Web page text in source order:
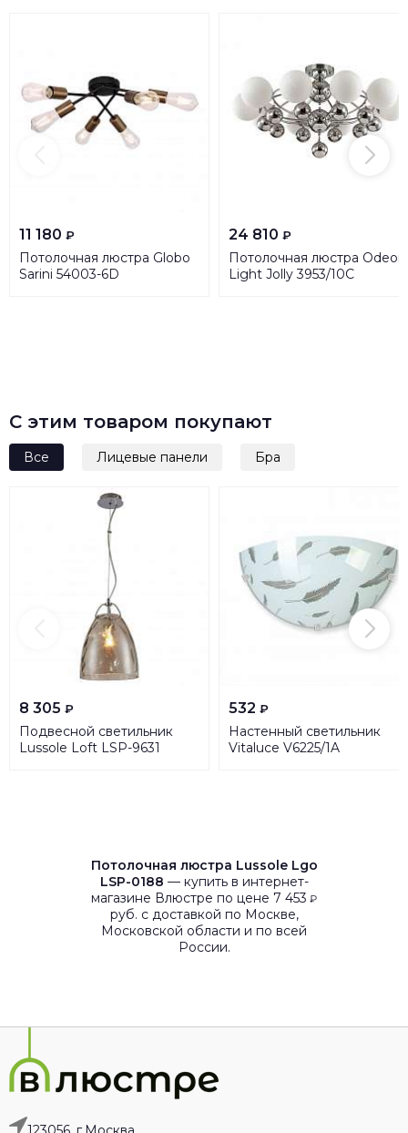
11 180 ₽
Потолочная люстра Globo
Sarini 54003-6D
24 810 ₽
Потолочная люстра Odeon
Light Jolly 3953/10C
С этим товаром покупают
Все Лицевые панели Бра
8 305 ₽
Подвесной светильник
Lussole Loft LSP-9631
532 ₽
Настенный светильник
Vitaluce V6225/1A
Потолочная люстра Lussole Lgo
LSP-0188 — купить в интернет-
магазине Влюстре по цене 7 453 ₽
руб. с доставкой по Москве,
Московской области и по всей
России.